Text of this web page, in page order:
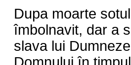
Dupa moarte
îmbolnavit, dar a
slava lui